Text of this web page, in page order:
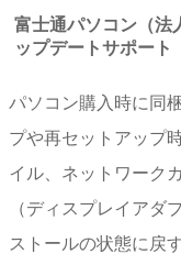
富士通パソコン（法
ップデートサポート
パソコン購入時に同
プや再セットアップ
イル、ネットワーク
（ディスプレイアダ
ストールの状態に戻